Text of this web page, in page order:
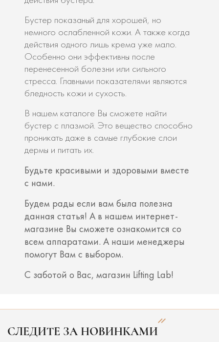
Бустер показаный для хорошей, но
немного ослабленной кожи. А также когда
действия одного лишь крема уже мало.
Особенно они эффективны после
перенесенной болезни или сильного
стресса. Главными показателями являются
бледность кожи и сухость.
В нашем каталоге Вы сможете найти
бустер с плазмой. Это вещество способно
проникать даже в самые глубокие слои
дермы и питать их.
Будьте красивыми и здоровыми вместе
с нами.
Будем рады если вам была полезна
данная статья! А в нашем интернет-
магазине Вы сможете ознакомится со
всем аппаратами. А наши менеджеры
помогут Вам с выбором.
С заботой о Вас, магазин Lifting Lab!
СЛЕДИТЕ ЗА НОВИНКАМИ